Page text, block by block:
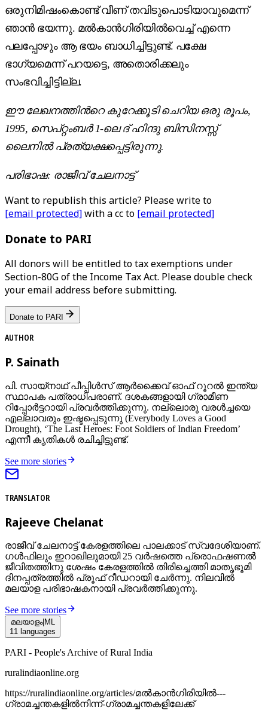
ഒരുനിമിഷംകൊണ്ട് വീണ് തവിടുപൊടിയാവുമെന്ന്
ഞാൻ ഭയന്നു. മല്‍കാന്‍ഗിരിയിൽ‌വെച്ച് എന്നെ
പലപ്പോഴും ആ ഭയം ബാധിച്ചിട്ടുണ്ട്. പക്ഷേ
ഭാഗ്യമെന്ന് പറയട്ടെ, അതൊരിക്കലും
സംഭവിച്ചിട്ടില്ല.
ഈ ലേഖനത്തിന്‍റെ കുറേക്കൂടി ചെറിയ ഒരു രൂപം,
1995, സെപ്റ്റംബർ1-ലെ ദ് ഹിന്ദു ബിസിനസ്സ്
ലൈനിൽ പ്രത്യക്ഷപ്പെട്ടിരുന്നു.
പരിഭാഷ: രാജീവ് ചേലനാട്ട്
Want to republish this article? Please write to
[email protected]with a cc to [email protected]
Donate to PARI
All donors will be entitled to tax exemptions under
Section-80G of the Income Tax Act. Please double check
your email address before submitting.
Donate to PARI
AUTHOR
P. Sainath
പി. സായ്‌നാഥ് പീപ്പിൾസ് ആർക്കൈവ് ഓഫ് റൂറൽ ഇന്ത്യ
സ്ഥാപക പത്രാധിപരാണ്. ദശകങ്ങളായി ഗ്രാമീണ
റിപ്പോർട്ടറായി പ്രവര്‍ത്തിക്കുന്നു. നല്ലൊരു വരൾച്ചയെ
എല്ലാവരും ഇഷ്ടപ്പെടുന്നു (Everybody Loves a Good
Drought), ‘The Last Heroes: Foot Soldiers of Indian Freedom’
എന്നീ കൃതികൾ രചിച്ചിട്ടുണ്ട്.
See more stories
TRANSLATOR
Rajeeve Chelanat
രാജീവ് ചേലനാട്ട് കേരളത്തിലെ പാലക്കാട് സ്വദേശിയാണ്.
ഗൾഫിലും ഇറാഖിലുമായി 25 വർഷത്തെ പ്രൊഫഷണൽ
ജീവിതത്തിനു ശേഷം കേരളത്തിൽ തിരിച്ചെത്തി മാതൃഭൂമി
ദിനപ്പത്രത്തിൽ പ്രൂഫ് റീഡറായി ചേർന്നു. നിലവിൽ
മലയാള പരിഭാഷകനായി പ്രവർത്തിക്കുന്നു.
See more stories
മലയാളം| ML
11 languages
PARI - People's Archive of Rural India
ruralindiaonline.org
https://ruralindiaonline.org/articles/മല്‍കാന്‍ഗിരിയിൽ---
ഗ്രാമച്ചന്തകളിൽനിന്ന്-ഗ്രാമച്ചന്തകളിലേക്ക്